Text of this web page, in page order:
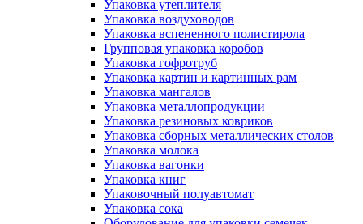
Упаковка утеплителя
Упаковка воздуховодов
Упаковка вспененного полистирола
Групповая упаковка коробов
Упаковка гофротруб
Упаковка картин и картинных рам
Упаковка мангалов
Упаковка металлопродукции
Упаковка резиновых ковриков
Упаковка сборных металлических столов
Упаковка молока
Упаковка вагонки
Упаковка книг
Упаковочный полуавтомат
Упаковка сока